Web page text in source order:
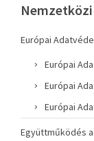
Európai
Európai
Európai
Európai
Együttműködés